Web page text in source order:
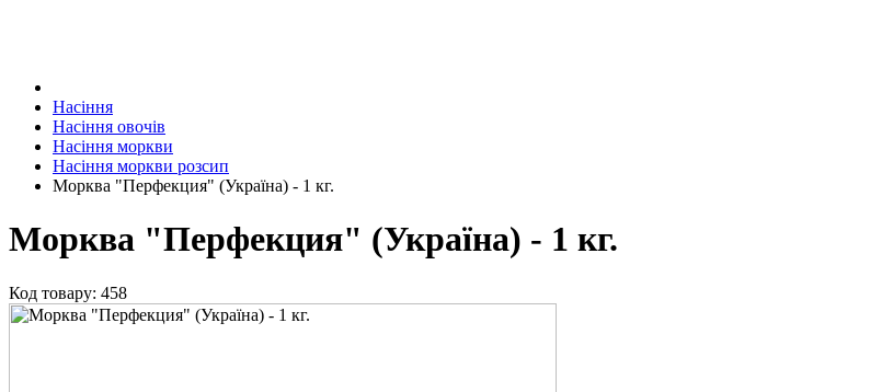
Насіння
Насіння овочів
Насіння моркви
Насіння моркви розсип
Морква "Перфекция" (Україна) - 1 кг.
Морква "Перфекция" (Україна) - 1 кг.
Код товару: 458